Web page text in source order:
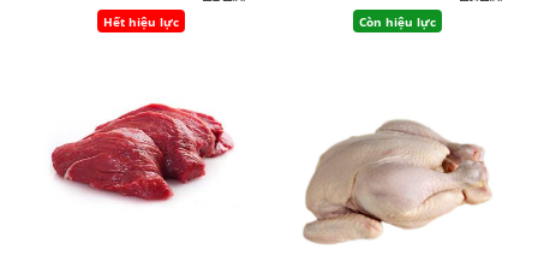
Hết hiệu lực Còn hiệu lực